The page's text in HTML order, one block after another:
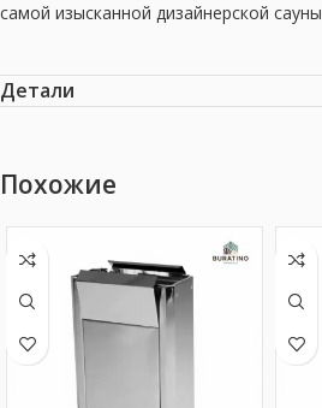
самой изысканной дизайнерской сауны
Детали
Похожие